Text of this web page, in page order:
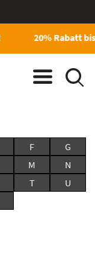
20% Rabatt
F
G
M
N
T
U